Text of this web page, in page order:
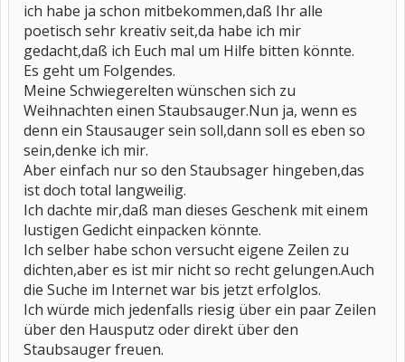
ich habe ja schon mitbekommen,daß Ihr alle
poetisch sehr kreativ seit,da habe ich mir
gedacht,daß ich Euch mal um Hilfe bitten könnte.
Es geht um Folgendes.
Meine Schwiegerelten wünschen sich zu
Weihnachten einen Staubsauger.Nun ja, wenn es
denn ein Stausauger sein soll,dann soll es eben so
sein,denke ich mir.
Aber einfach nur so den Staubsager hingeben,das
ist doch total langweilig.
Ich dachte mir,daß man dieses Geschenk mit einem
lustigen Gedicht einpacken könnte.
Ich selber habe schon versucht eigene Zeilen zu
dichten,aber es ist mir nicht so recht gelungen.Auch
die Suche im Internet war bis jetzt erfolglos.
Ich würde mich jedenfalls riesig über ein paar Zeilen
über den Hausputz oder direkt über den
Staubsauger freuen.